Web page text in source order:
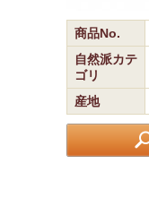
商品No.
自然派カテ
ゴリ
産地